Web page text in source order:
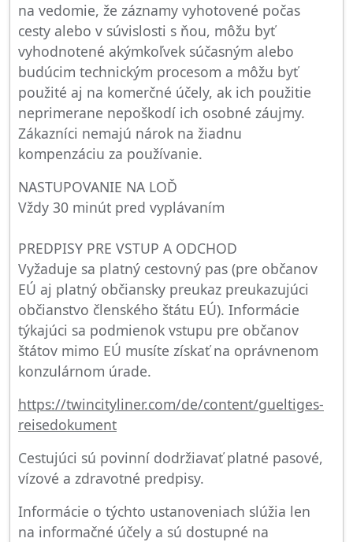
na vedomie, že záznamy vyhotovené počas
cesty alebo v súvislosti s ňou, môžu byť
vyhodnotené akýmkoľvek súčasným alebo
budúcim technickým procesom a môžu byť
použité aj na komerčné účely, ak ich použitie
neprimerane nepoškodí ich osobné záujmy.
Zákazníci nemajú nárok na žiadnu
kompenzáciu za používanie.
NASTUPOVANIE NA LOĎ
Vždy 30 minút pred vyplávaním
PREDPISY PRE VSTUP A ODCHOD
Vyžaduje sa platný cestovný pas (pre občanov
EÚ aj platný občiansky preukaz preukazujúci
občianstvo členského štátu EÚ). Informácie
týkajúci sa podmienok vstupu pre občanov
štátov mimo EÚ musíte získať na oprávnenom
konzulárnom úrade.
https://twincityliner.com/de/content/gueltiges-
reisedokument
Cestujúci sú povinní dodržiavať platné pasové,
vízové a zdravotné predpisy.
Informácie o týchto ustanoveniach slúžia len
na informačné účely a sú dostupné na